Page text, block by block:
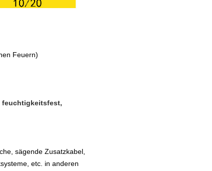
Feuern)
feuchtigkeitsfest,
sägende Zusatzkabel,
etc. in anderen